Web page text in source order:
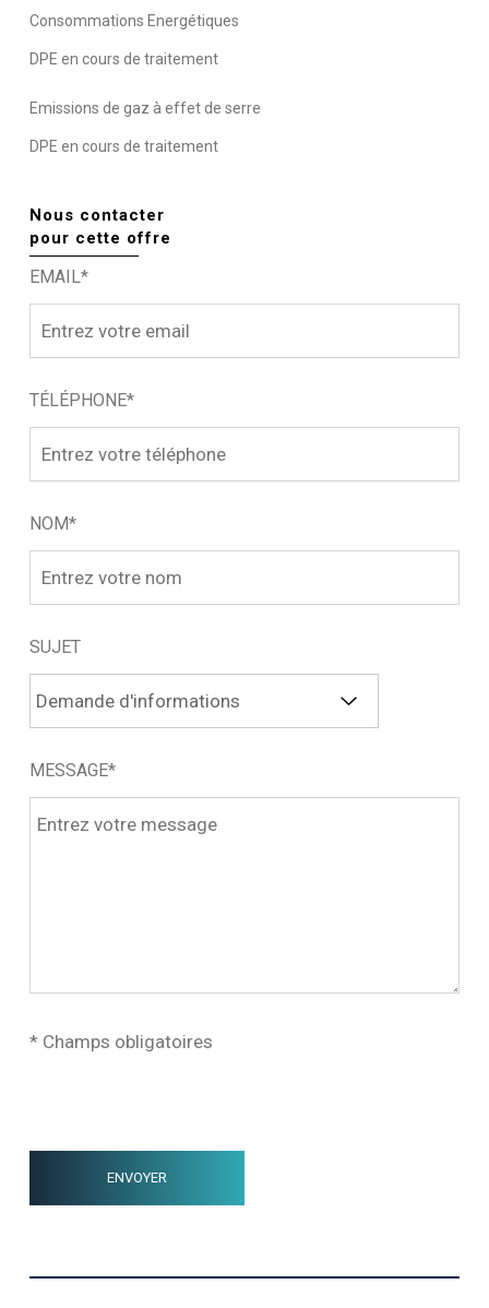
Consommations Energétiques
DPE en cours de traitement
Emissions de gaz à effet de serre
DPE en cours de traitement
Nous contacter
pour cette offre
EMAIL*
TÉLÉPHONE*
NOM*
SUJET
MESSAGE*
* Champs obligatoires